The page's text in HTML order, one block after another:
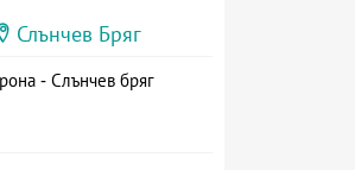
Слънчев Бряг
- Слънчев бряг